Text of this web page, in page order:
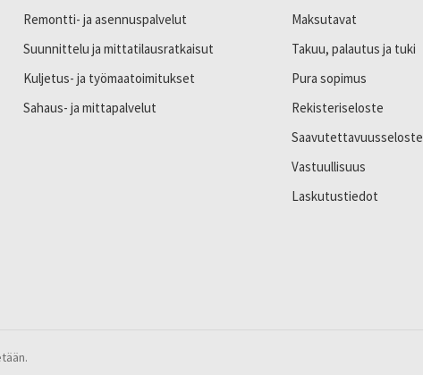
Remontti- ja asennuspalvelut
Suunnittelu ja mittatilausratkaisut
Kuljetus- ja työmaatoimitukset
Sahaus- ja mittapalvelut
Maksutavat
Takuu, palautus ja tuki
Pura sopimus
Rekisteriseloste
Saavutettavuusseloste
Vastuullisuus
Laskutustiedot